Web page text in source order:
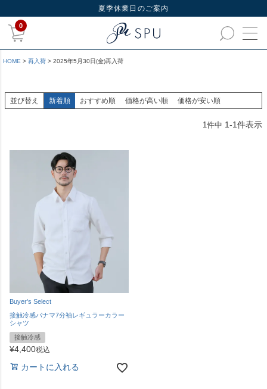
夏季休業日のご案内
0
HOME 再入荷 2025年5月30日(金)再入荷
並び替え 新着順 おすすめ順 価格が高い順 価格が安い順
1件中 1-1件表示
Buyer's Select
接触冷感パナマ7分袖レギュラーカラー
シャツ
接触冷感
¥4,400税込
カートに入れる